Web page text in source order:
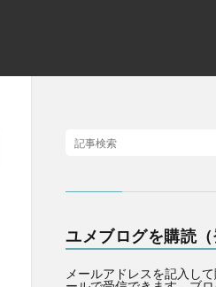
ユメブログを購読（
メールアドレスを記入し